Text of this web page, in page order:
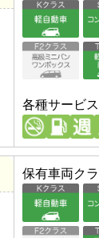
各種サービス
保有車両ク